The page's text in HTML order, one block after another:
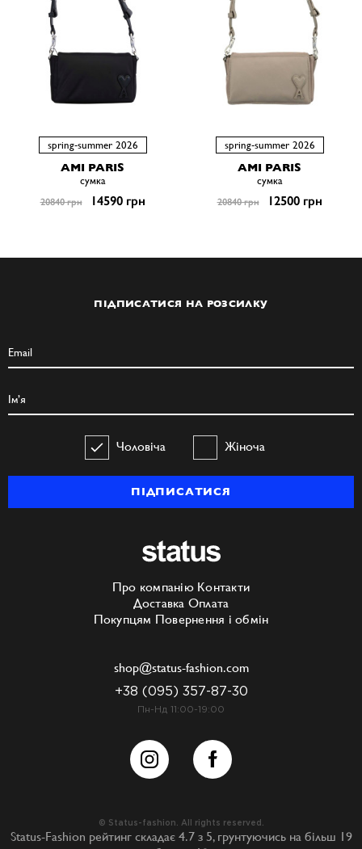
spring-summer 2026
AMI PARIS
сумка
20840 грн 14590 грн
spring-summer 2026
AMI PARIS
сумка
20840 грн 12500 грн
ПІДПИСАТИСЯ НА РОЗСИЛКУ
Чоловіча Жіноча
ПІДПИСАТИСЯ
Про компанію Контакти
Доставка Оплата
Покупцям Повернення і обмін
shop@status-fashion.com
+38 (095) 357-87-30
Пн-Нд 11:00-19:00
© Status-fashion. All rights reserved.
Status-Fashion рейтинг складає 4.7з 5, грунтуючись на більш 19